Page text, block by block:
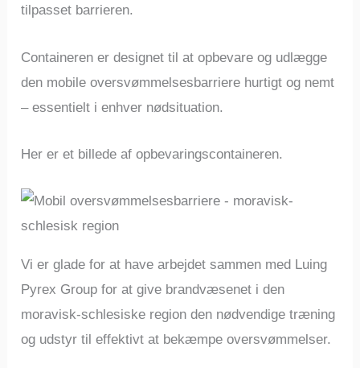
tilpasset barrieren.
Containeren er designet til at opbevare og udlægge
den mobile oversvømmelsesbarriere hurtigt og nemt
– essentielt i enhver nødsituation.
Her er et billede af opbevaringscontaineren.
Vi er glade for at have arbejdet sammen med Luing
Pyrex Group for at give brandvæsenet i den
moravisk-schlesiske region den nødvendige træning
og udstyr til effektivt at bekæmpe oversvømmelser.